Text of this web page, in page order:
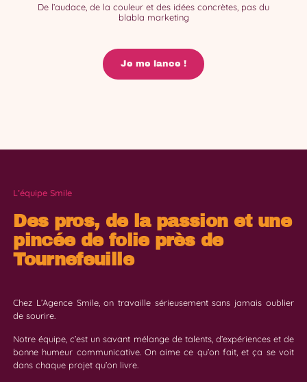
De l’audace, de la couleur et des idées concrètes, pas du
blabla marketing
Je me lance !
L’équipe Smile
Des pros, de la passion et une
pincée de folie près de
Tournefeuille
Chez L’Agence Smile, on travaille sérieusement sans jamais oublier
de sourire.
Notre équipe, c’est un savant mélange de talents, d’expériences et de
bonne humeur communicative. On aime ce qu’on fait, et ça se voit
dans chaque projet qu’on livre.